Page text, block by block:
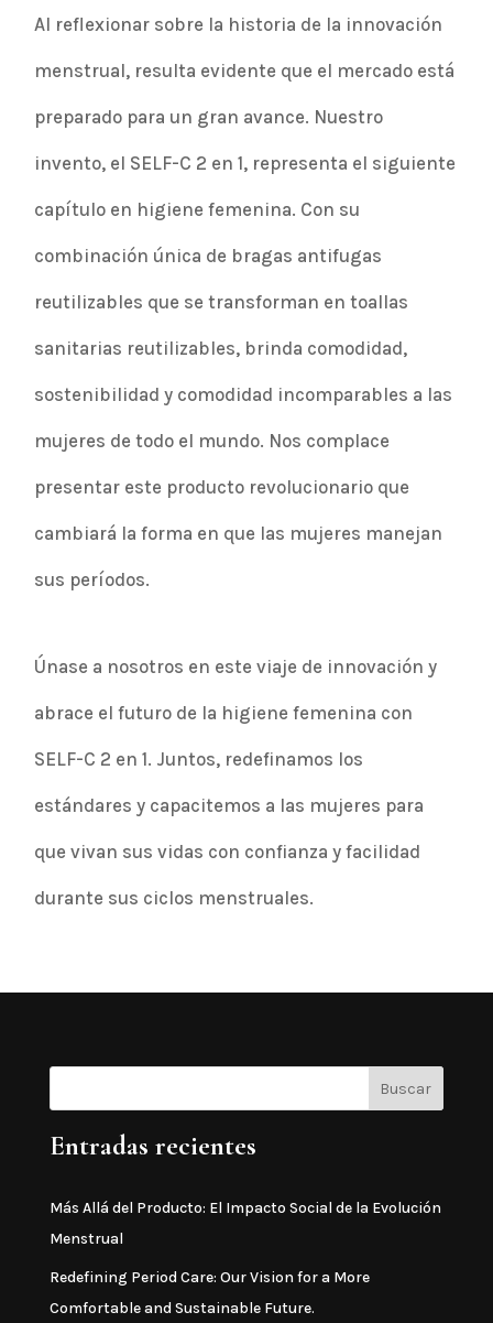
Al reflexionar sobre la historia de la innovación
menstrual, resulta evidente que el mercado está
preparado para un gran avance. Nuestro
invento, el SELF-C 2 en 1, representa el siguiente
capítulo en higiene femenina. Con su
combinación única de bragas antifugas
reutilizables que se transforman en toallas
sanitarias reutilizables, brinda comodidad,
sostenibilidad y comodidad incomparables a las
mujeres de todo el mundo. Nos complace
presentar este producto revolucionario que
cambiará la forma en que las mujeres manejan
sus períodos.
Únase a nosotros en este viaje de innovación y
abrace el futuro de la higiene femenina con
SELF-C 2 en 1. Juntos, redefinamos los
estándares y capacitemos a las mujeres para
que vivan sus vidas con confianza y facilidad
durante sus ciclos menstruales.
Entradas recientes
Más Allá del Producto: El Impacto Social de la Evolución
Menstrual
Redefining Period Care: Our Vision for a More
Comfortable and Sustainable Future.